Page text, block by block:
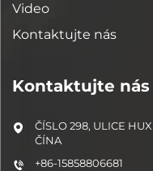
Video
Kontaktujte nás
Kontaktujte nás
ČÍSLO 298, ULICE
ČÍNA
+86-15858806681